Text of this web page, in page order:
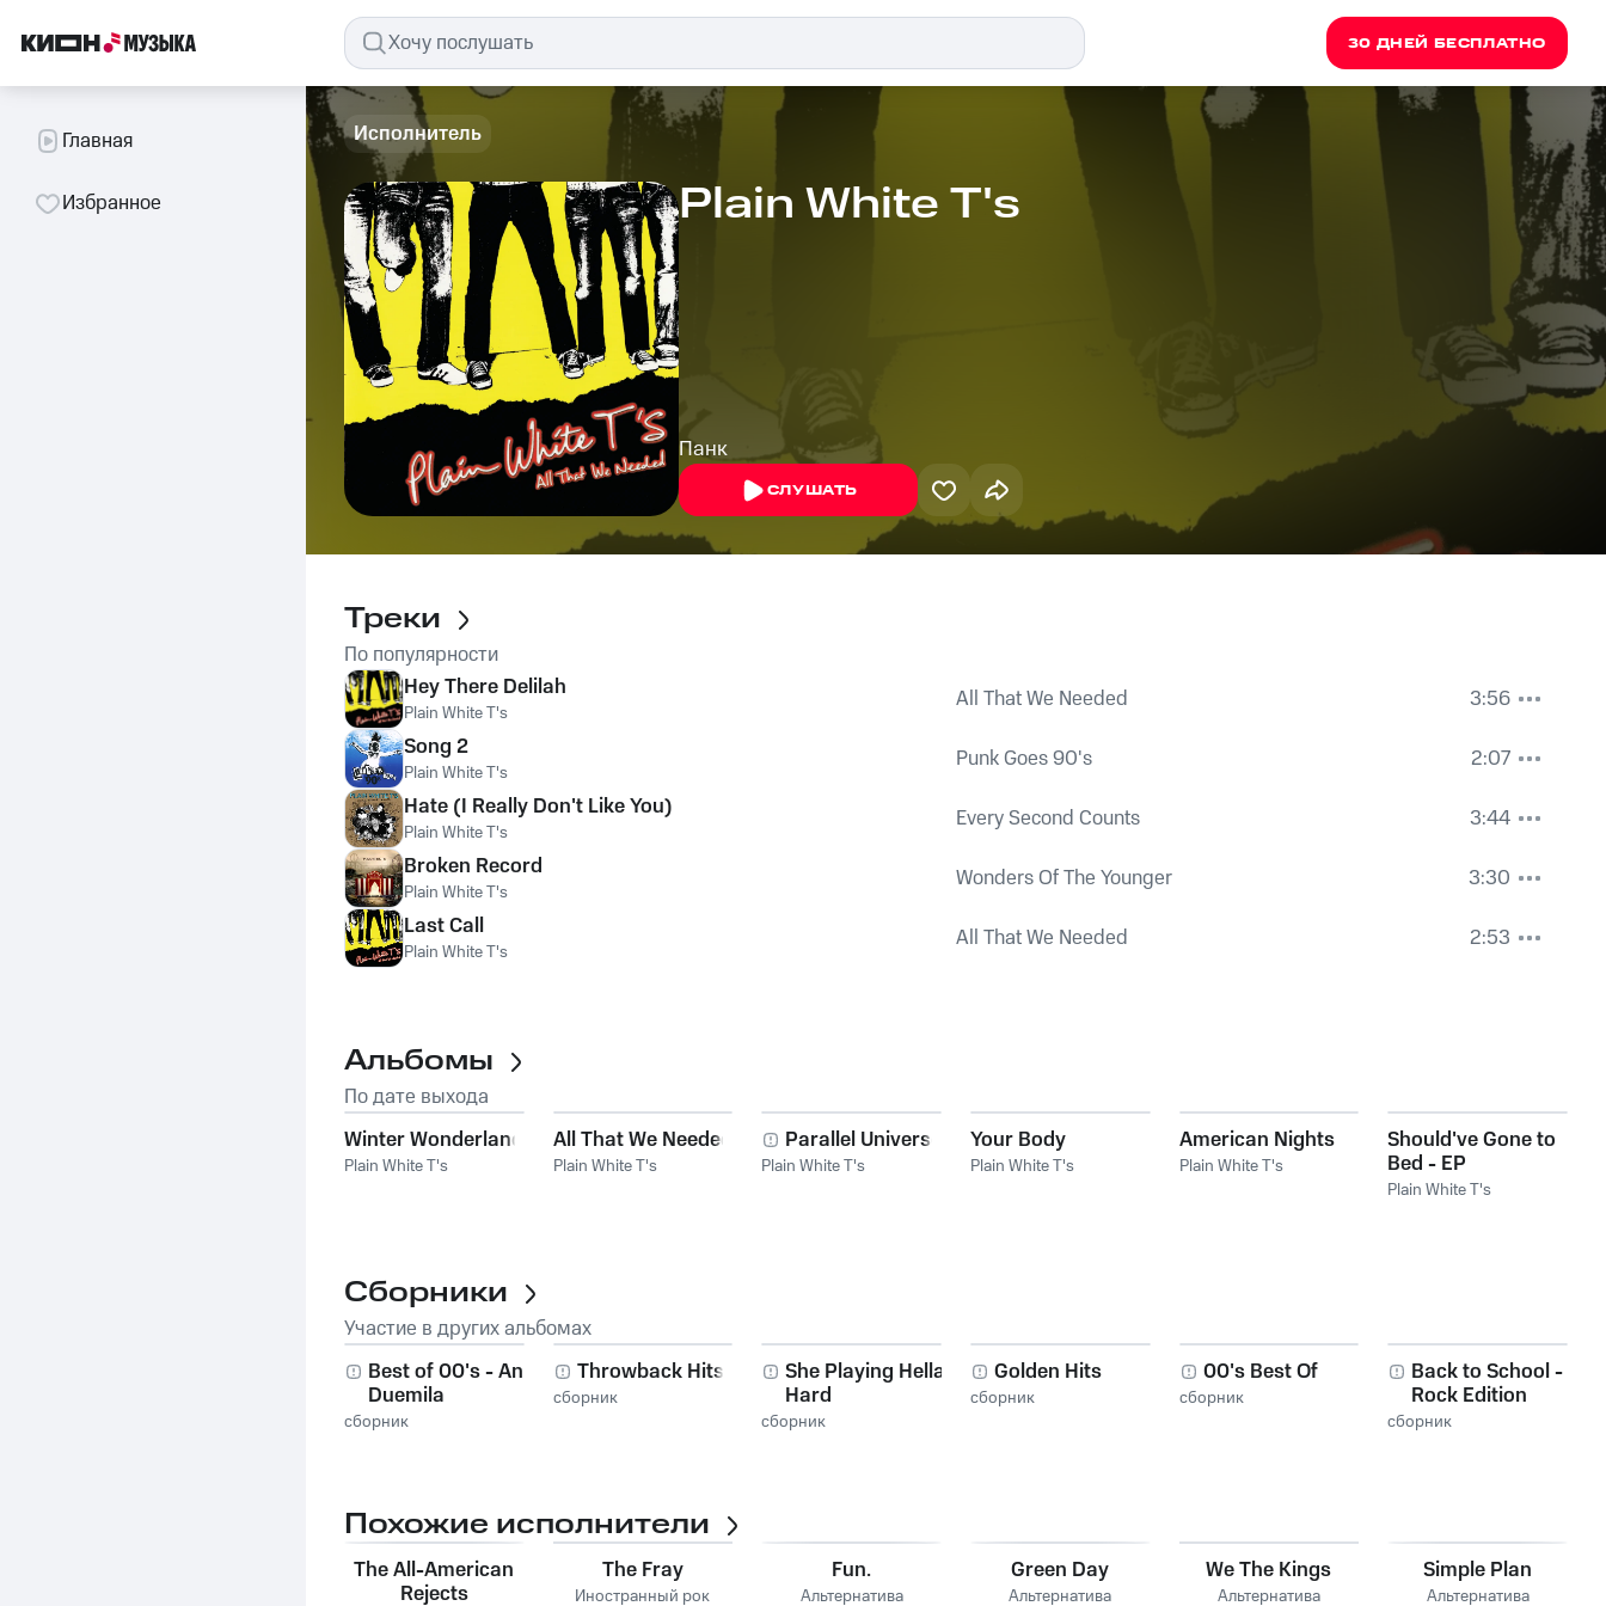
30 ДНЕЙ БЕСПЛАТНО
Главная
Избранное
Исполнитель
Plain White T's
Панк
СЛУШАТЬ
Треки
По популярности
Hey There Delilah
Plain White T's All That We Needed
3:56
Song 2
Plain White T's Punk Goes 90's
2:07
Hate (I Really Don't Like You)
Plain White T's Every Second Counts
3:44
Broken Record
Plain White T's Wonders Of The Younger
3:30
Last Call
Plain White T's All That We Needed 2:53
Альбомы
По дате выхода
Winter Wonderland
Plain White T's
All That We Needed
Plain White T's
Parallel Universe
Plain White T's
Your Body
Plain White T's
American Nights
Plain White T's
Should've Gone to
Bed - EP
Plain White T's
Сборники
Участие в других альбомах
Best of 00's - Anni
Duemila
сборник
Throwback Hits
сборник
She Playing Hella
Hard
сборник
Golden Hits
сборник
00's Best Of
сборник
Back to School -
Rock Edition
сборник
Похожие исполнители
The All-American
Rejects
The Fray
Иностранный рок
Fun.
Альтернатива
Green Day
Альтернатива
We The Kings
Альтернатива
Simple Plan
Альтернатива